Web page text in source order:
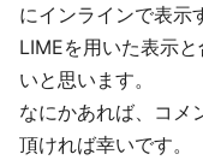
にインラインで表示
LIMEを用いた表示
いと思います。
なにかあれば、コメ
頂ければ幸いです。